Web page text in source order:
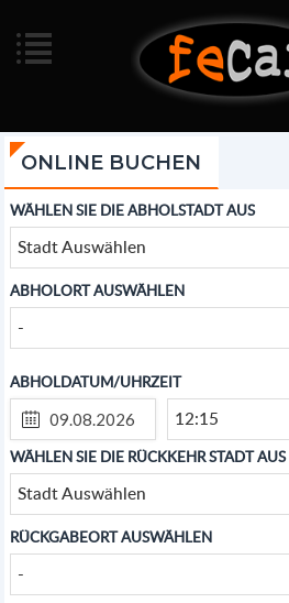
ONLINE BUCHEN
WÄHLEN SIE DIE ABHOLSTADT AUS
Stadt Auswählen
ABHOLORT AUSWÄHLEN
-
ABHOLDATUM/UHRZEIT
12:15
WÄHLEN SIE DIE RÜCKKEHR STADT AUS
Stadt Auswählen
RÜCKGABEORT AUSWÄHLEN
-